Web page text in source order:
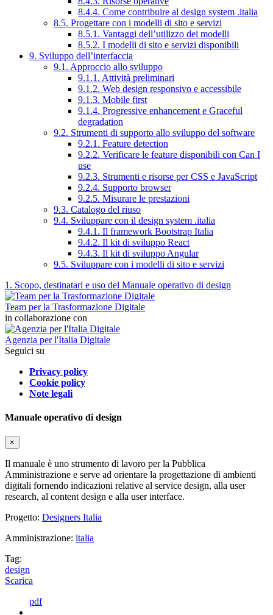
8.4.4. Come contribuire al design system .italia
8.5. Progettare con i modelli di sito e servizi
8.5.1. Vantaggi dell’utilizzo dei modelli
8.5.2. I modelli di sito e servizi disponibili
9. Sviluppo dell’interfaccia
9.1. Approccio allo sviluppo
9.1.1. Attività preliminari
9.1.2. Web design responsivo e accessibile
9.1.3. Mobile first
9.1.4. Progressive enhancement e Graceful
degradation
9.2. Strumenti di supporto allo sviluppo del software
9.2.1. Feature detection
9.2.2. Verificare le feature disponibili con Can I
use
9.2.3. Strumenti e risorse per CSS e JavaScript
9.2.4. Supporto browser
9.2.5. Misurare le prestazioni
9.3. Catalogo del riuso
9.4. Sviluppare con il design system .italia
9.4.1. Il framework Bootstrap Italia
9.4.2. Il kit di sviluppo React
9.4.3. Il kit di sviluppo Angular
9.5. Sviluppare con i modelli di sito e servizi
1. Scopo, destinatari e uso del Manuale operativo di design
Team per la Trasformazione Digitale
in collaborazione con
Agenzia per l'Italia Digitale
Seguici su
Privacy policy
Cookie policy
Note legali
Manuale operativo di design
×
Il manuale è uno strumento di lavoro per la Pubblica
Amministrazione e serve ad orientare la progettazione di ambienti
digitali fornendo indicazioni relative al service design, alla user
research, al content design e alla user interface.
Progetto: Designers Italia
Amministrazione: italia
Tag:
design
Scarica
pdf